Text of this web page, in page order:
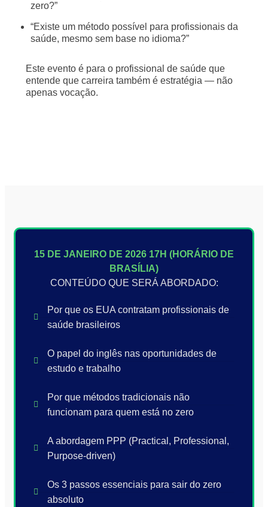
zero?”
“Existe um método possível para profissionais da
saúde, mesmo sem base no idioma?”
Este evento é para o profissional de saúde que
entende que carreira também é estratégia — não
apenas vocação.
15 DE JANEIRO DE 2026 17H (HORÁRIO DE
BRASÍLIA)
CONTEÚDO QUE SERÁ ABORDADO:
Por que os EUA contratam profissionais de
saúde brasileiros
O papel do inglês nas oportunidades de
estudo e trabalho
Por que métodos tradicionais não
funcionam para quem está no zero
A abordagem PPP (Practical, Professional,
Purpose-driven)
Os 3 passos essenciais para sair do zero
absoluto